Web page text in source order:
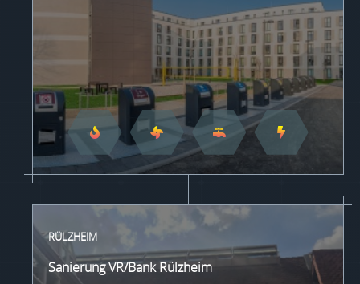
RÜLZHEIM
Sanierung VR/Bank Rülzheim